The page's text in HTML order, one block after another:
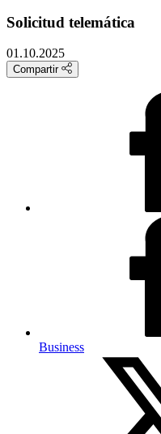
Solicitud telemática
01.10.2025
Compartir
Business